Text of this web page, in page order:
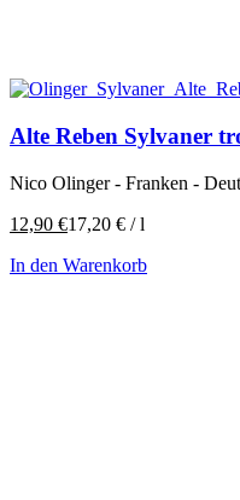
Alte Reben Sylvaner
Nico Olinger - Franken -
12,90 €17,20 € /l
In den Warenkorb